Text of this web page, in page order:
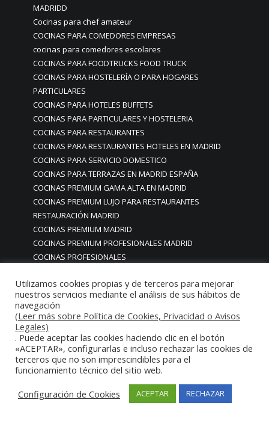
MADRIDD
Cocinas para chef amateur
COCINAS PARA COMEDORES EMPRESAS
cocinas para comedores escolares
COCINAS PARA FOODTRUCKS FOOD TRUCK
COCINAS PARA HOSTELERÍA O PARA HOGARES
PARTICULARES
COCINAS PARA HOTELES BUFFETS
COCINAS PARA PARTICULARES Y HOSTELERIA
COCINAS PARA RESTAURANTES
COCINAS PARA RESTAURANTES HOTELES EN MADRID
COCINAS PARA SERVICIO DOMESTICO
COCINAS PARA TERRAZAS EN MADRID ESPAÑA
COCINAS PREMIUM GAMA ALTA EN MADRID
COCINAS PREMIUM LUJO PARA RESTAURANTES
RESTAURACIÓN MADRID
COCINAS PREMIUM MADRID
COCINAS PREMIUM PROFESIONALES MADRID
COCINAS PROFESIONALES
REVESTIMIENTOS • ESTRUCTURAS • ELEMENTOS
DECORATIVOS ACERO INOXIDABLE
COCINAS PROFESIONALES A MEDIDA PERSONALIZADAS PARA
PARTICULARES
COCINAS PROFESIONALES ACERO INOXIDABLE
COCINAS PROFESIONALES HORECA
COCINAS PROFESIONALES HOSTELERÍA MADRID
personalizadas
Utilizamos cookies propias y de terceros para mejorar
nuestros servicios mediante el análisis de sus hábitos de
navegación
(Leer más sobre Política de Cookies, Privacidad o Avisos
Legales)
. Puede aceptar las cookies haciendo clic en el botón
«ACEPTAR», configurarlas e incluso rechazar las cookies de
terceros que no son imprescindibles para el
funcionamiento técnico del sitio web.
Configuración de Cookies
ACEPTAR RECHAZAR